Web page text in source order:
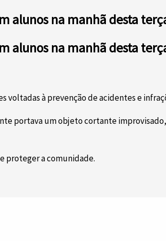
alunos na manhã desta
alunos na manhã desta
voltadas à prevenção de acidentes e
portava um objeto cortante
proteger a comunidade.